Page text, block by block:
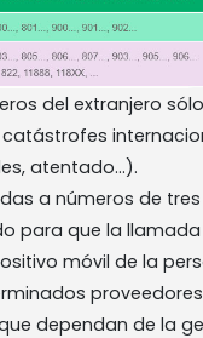
del extranjero
atentado...).
a números de
para que la
móvil de la
dependan de la